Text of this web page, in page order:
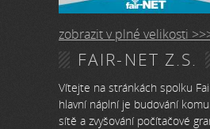
zobrazit v plné velikosti
FAIR-NET Z.S.
Vítejte na stránkách spolku
hlavní náplní je budování
sítě a zvyšování počítačové